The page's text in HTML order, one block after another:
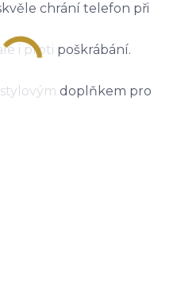
chrání telefon při
i proti poškrábání.
doplňkem pro